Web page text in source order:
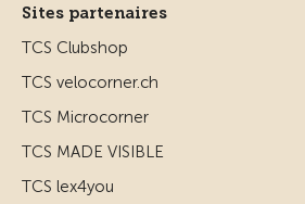
Sites partenaires
TCS Clubshop
TCS velocorner.ch
TCS Microcorner
TCS MADE VISIBLE
TCS lex4you